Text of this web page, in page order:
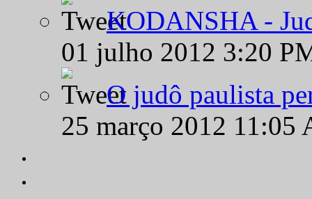
KODANSHA -
01 julho 2012 3:20
O judô paulista
25 março 2012